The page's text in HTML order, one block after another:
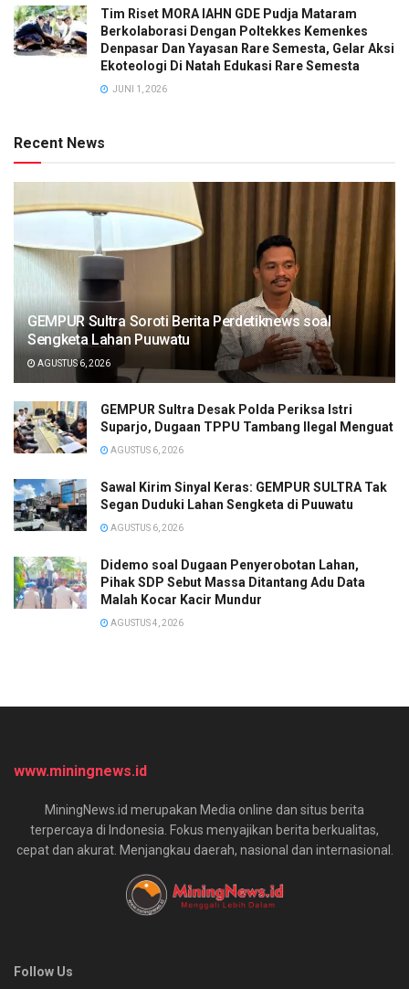
Tim Riset MORA IAHN GDE Pudja Mataram
Berkolaborasi Dengan Poltekkes Kemenkes
Denpasar Dan Yayasan Rare Semesta, Gelar Aksi
Ekoteologi Di Natah Edukasi Rare Semesta
JUNI 1, 2026
Recent News
GEMPUR Sultra Soroti Berita Perdetiknews soal
Sengketa Lahan Puuwatu
AGUSTUS 6, 2026
GEMPUR Sultra Desak Polda Periksa Istri
Suparjo, Dugaan TPPU Tambang Ilegal Menguat
AGUSTUS 6, 2026
Sawal Kirim Sinyal Keras: GEMPUR SULTRA Tak
Segan Duduki Lahan Sengketa di Puuwatu
AGUSTUS 6, 2026
Didemo soal Dugaan Penyerobotan Lahan,
Pihak SDP Sebut Massa Ditantang Adu Data
Malah Kocar Kacir Mundur
AGUSTUS 4, 2026
www.miningnews.id
MiningNews.id merupakan Media online dan situs berita
terpercaya di Indonesia. Fokus menyajikan berita berkualitas,
cepat dan akurat. Menjangkau daerah, nasional dan internasional.
Follow Us